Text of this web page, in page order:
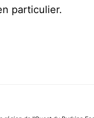
particulier.